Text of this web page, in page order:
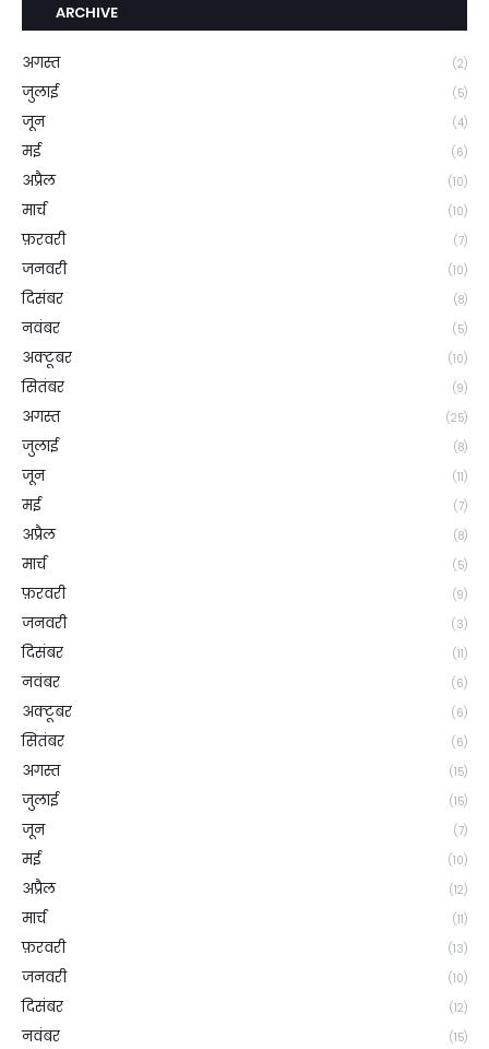
ARCHIVE
अगस्त (2)
जुलाई (5)
जून (4)
मई (6)
अप्रैल (10)
मार्च (10)
फ़रवरी (7)
जनवरी (10)
दिसंबर (8)
नवंबर (5)
अक्टूबर (10)
सितंबर (9)
अगस्त (25)
जुलाई (8)
जून (11)
मई (7)
अप्रैल (8)
मार्च (5)
फ़रवरी (9)
जनवरी (3)
दिसंबर (11)
नवंबर (6)
अक्टूबर (6)
सितंबर (6)
अगस्त (15)
जुलाई (15)
जून (7)
मई (10)
अप्रैल (12)
मार्च (11)
फ़रवरी (13)
जनवरी (10)
दिसंबर (12)
नवंबर (15)